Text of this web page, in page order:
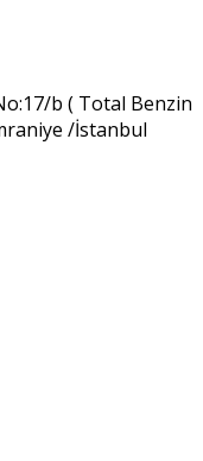
b ( Total Benzin
/İstanbul